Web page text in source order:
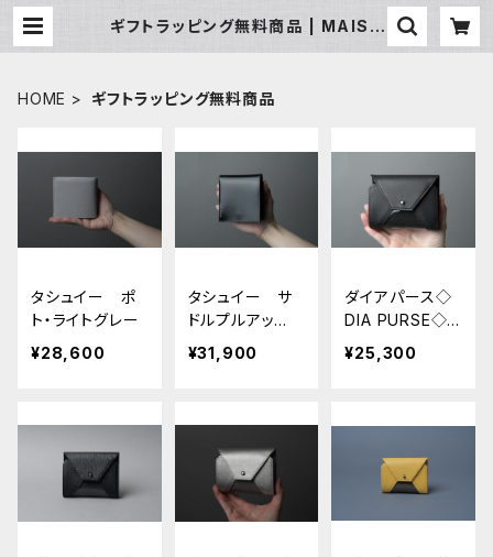
ギフトラッピング無料商品 | MAISO
HOME ギフトラッピング無料商品
タシュイー ポ
ト・ライトグレー
¥28,600
タシュイー サ
ドルプルアッ
プ ブラック
¥31,900
ダイアパース◇
DIA PURSE◇
セドナ ブラッ
ク（S）
¥25,300